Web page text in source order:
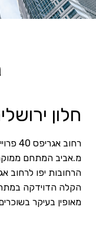
חלון
רחוב
מ.אביב המתחם ממוקם
הרחובות יפו לרחוב
מאופין בעיקר